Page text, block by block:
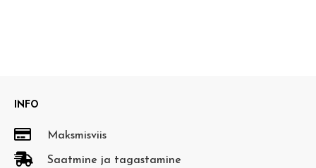
INFO
 Maksmisviis
 Saatmine ja tagastamine